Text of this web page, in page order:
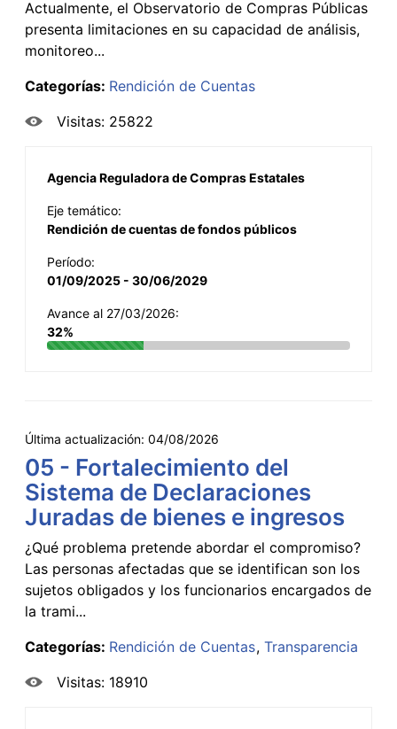
Actualmente, el Observatorio de Compras Públicas
presenta limitaciones en su capacidad de análisis,
monitoreo...
Categorías: Rendición de Cuentas
Visitas: 25822
Agencia Reguladora de Compras Estatales
Eje temático:
Rendición de cuentas de fondos públicos
Período:
01/09/2025 - 30/06/2029
Avance al 27/03/2026:
32%
Última actualización: 04/08/2026
05 - Fortalecimiento del
Sistema de Declaraciones
Juradas de bienes e ingresos
¿Qué problema pretende abordar el compromiso?
Las personas afectadas que se identifican son los
sujetos obligados y los funcionarios encargados de
la trami...
Categorías: Rendición de Cuentas Transparencia
Visitas: 18910